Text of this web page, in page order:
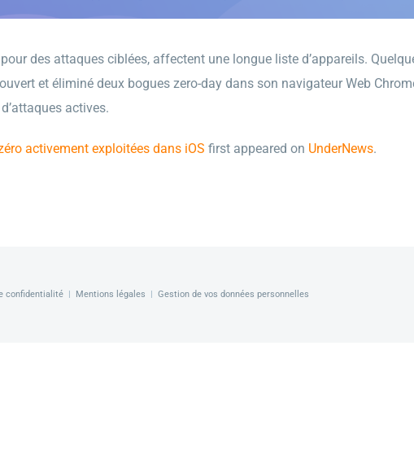
des attaques ciblées, affectent une longue liste d’appareils.
et éliminé deux bogues zero-day dans son navigateur Web
actives.
activement exploitées dans iOS first appeared on UnderNews.
confidentialité| Mentions légales | Gestion de vos données personnelles